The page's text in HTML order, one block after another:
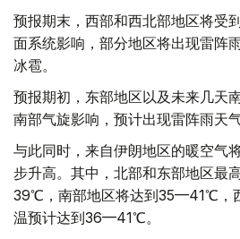
预报期末，西部和西北部地区将受
面系统影响，部分地区将出现雷阵
冰雹。
预报期初，东部地区以及未来几天
南部气旋影响，预计出现雷阵雨天气
与此同时，来自伊朗地区的暖空气
步升高。其中，北部和东部地区最
39℃，南部地区将达到35—41℃，
温预计达到36—41℃。